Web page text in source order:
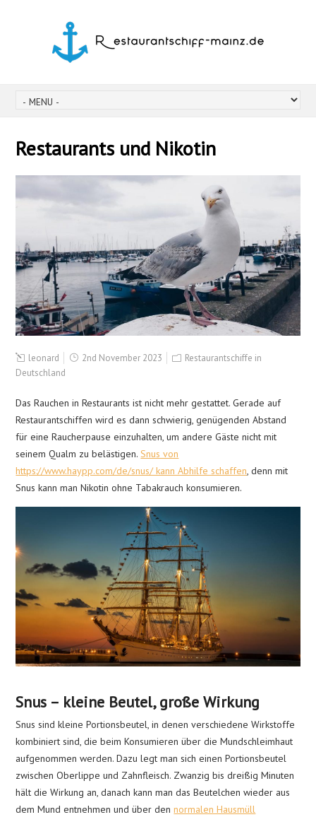
Restaurants und Nikotin
leonard 2nd November 2023
Restaurantschiffe in
Deutschland
Das Rauchen in Restaurants ist nicht mehr gestattet. Gerade auf
Restaurantschiffen wird es dann schwierig, genügenden Abstand
für eine Raucherpause einzuhalten, um andere Gäste nicht mit
seinem Qualm zu belästigen.Snus von
https://www.haypp.com/de/snus/ kann Abhilfe schaffen, denn mit
Snus kann man Nikotin ohne Tabakrauch konsumieren.
Snus – kleine Beutel, große Wirkung
Snus sind kleine Portionsbeutel, in denen verschiedene Wirkstoffe
kombiniert sind, die beim Konsumieren über die Mundschleimhaut
aufgenommen werden. Dazu legt man sich einen Portionsbeutel
zwischen Oberlippe und Zahnfleisch. Zwanzig bis dreißig Minuten
hält die Wirkung an, danach kann man das Beutelchen wieder aus
dem Mund entnehmen und über dennormalen Hausmüll